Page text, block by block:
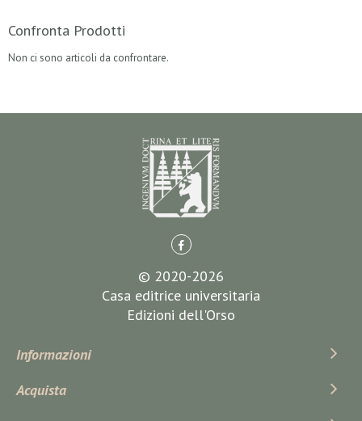
Confronta Prodotti
Non ci sono articoli da confrontare.
© 2020-2026
Casa editrice universitaria
Edizioni dell'Orso
Informazioni
Acquista